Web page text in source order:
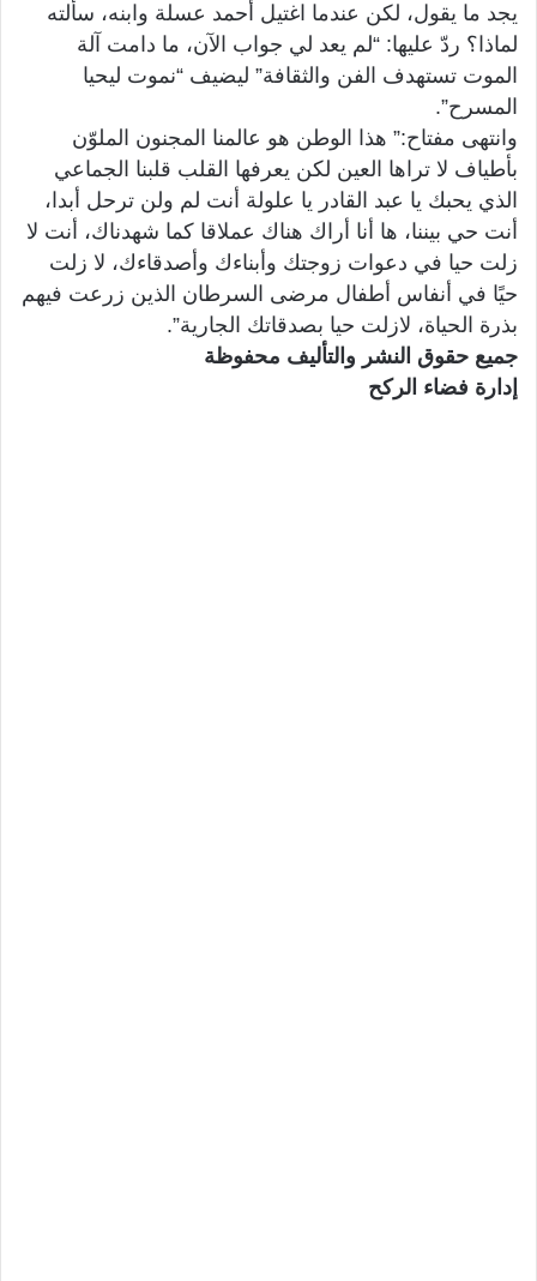
يجد ما يقول، لكن عندما اغتيل أحمد عسلة وابنه، سألته
لماذا؟ ردّ عليها: “لم يعد لي جواب الآن، ما دامت آلة
الموت تستهدف الفن والثقافة” ليضيف “نموت ليحيا
المسرح”.
وانتهى مفتاح:” هذا الوطن هو عالمنا المجنون الملوّن
بأطياف لا تراها العين لكن يعرفها القلب قلبنا الجماعي
الذي يحبك يا عبد القادر يا علولة أنت لم ولن ترحل أبدا،
أنت حي بيننا، ها أنا أراك هناك عملاقا كما شهدناك، أنت لا
زلت حيا في دعوات زوجتك وأبناءك وأصدقاءك، لا زلت
حيًا في أنفاس أطفال مرضى السرطان الذين زرعت فيهم
بذرة الحياة، لازلت حيا بصدقاتك الجارية”.
جميع حقوق النشر والتأليف محفوظة
إدارة فضاء الركح